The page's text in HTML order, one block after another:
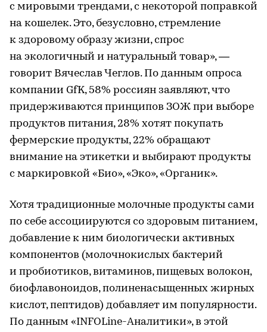
с мировыми трендами, с некоторой поправкой
на кошелек. Это, безусловно, стремление
к здоровому образу жизни, спрос
на экологичный и натуральный товар», —
говорит Вячеслав Чеглов. По данным опроса
компании GfK, 58% россиян заявляют, что
придерживаются принципов ЗОЖ при выборе
продуктов питания, 28% хотят покупать
фермерские продукты, 22% обращают
внимание на этикетки и выбирают продукты
с маркировкой «Био», «Эко», «Органик».
Хотя традиционные молочные продукты сами
по себе ассоциируются со здоровым питанием,
добавление к ним биологически активных
компонентов (молочнокислых бактерий
и пробиотиков, витаминов, пищевых волокон,
биофлавоноидов, полиненасыщенных жирных
кислот, пептидов) добавляет им популярности.
По данным «INFOLine-Аналитики», в этой